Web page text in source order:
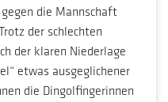
die Mannschaft
der schlechten
der klaren Niederlage
etwas ausgeglichener
die Dingolfingerinnen